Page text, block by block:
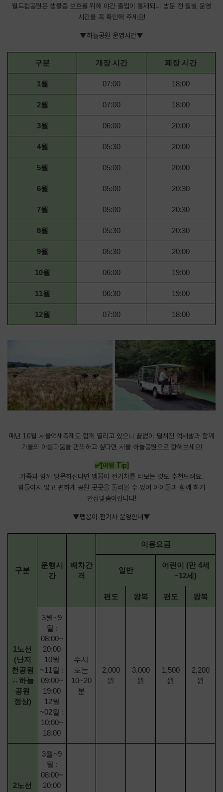
월드컵공원은 생물종 보호를 위해 야간 출입이 통제되니 방문 전 월별 운영
시간을 꼭 확인해 주세요!
▼하늘공원 운영시간▼
구분 개장 시간 폐장 시간
1월 07:00 18:00
2월 07:00 18:00
3월 06:00 20:00
4월 05:30 20:00
5월 05:00 20:00
6월 05:00 20:30
7월 05:00 20:30
8월 05:30 20:30
9월 05:30 20:00
10월 06:00 19:00
11월 06:30 19:00
12월 07:00 18:00
매년 10월 서울억새축제도 함께 열리고 있으니 끝없이 펼쳐진 억새밭과 함께
가을의 아름다움을 만끽하고 싶다면 서울 하늘공원으로 향해보세요!
✅[여행 Tip]
가족과 함께 방문하신다면 맹꽁이 전기차를 타보는 것도 추천드려요.
힘들이지 않고 편하게 공원 곳곳을 둘러볼 수 있어 아이들과 함께 하기
안성맞춤이랍니다!
▼맹꽁이 전기차 운영안내▼
구분
운행시
간
배차간
격
이용요금
일반
어린이 (만 4세
~12세)
편도 왕복 편도 왕복
1노선
(난지
천공원
↔하늘
공원
정상)
3월~9
월 :
08:00~
20:00
10월
~11월 :
09:00~
19:00
12월
~02월 :
10:00~
18:00
수시
또는
10~20
분
2,000
원
3,000
원
1,500
원
2,200
원
2노선
3월~9
월 :
08:00~
20:00